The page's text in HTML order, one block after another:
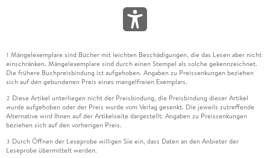
1 Mängelexemplare sind Bücher mit leichten Beschädigungen, die das Lesen aber nicht
einschränken. Mängelexemplare sind durch einen Stempel als solche gekennzeichnet.
Die frühere Buchpreisbindung ist aufgehoben. Angaben zu Preissenkungen beziehen
sich auf den gebundenen Preis eines mangelfreien Exemplars.
2 Diese Artikel unterliegen nicht der Preisbindung, die Preisbindung dieser Artikel
wurde aufgehoben oder der Preis wurde vom Verlag gesenkt. Die jeweils zutreffende
Alternative wird Ihnen auf der Artikelseite dargestellt. Angaben zu Preissenkungen
beziehen sich auf den vorherigen Preis.
3 Durch Öffnen der Leseprobe willigen Sie ein, dass Daten an den Anbieter der
Leseprobe übermittelt werden.